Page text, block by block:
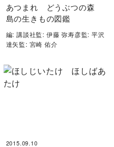
あつまれ どうぶつの森
島の生きもの図鑑
編: 講談社監: 伊藤 弥寿彦監: 平沢
達矢監: 宮崎 佑介
2015.09.10